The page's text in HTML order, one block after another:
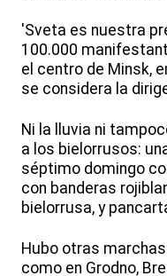
'Sveta es nuestra
100.000
el centro de Minsk,
se considera la
Ni la lluvia ni
a los bielorrusos:
séptimo domingo
con banderas
bielorrusa, y
Hubo otras
como en Grodno,